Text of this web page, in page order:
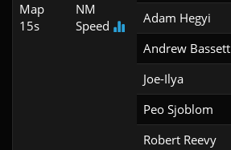
Map
15s
NM
Speed
Adam Hegyi
Andrew Bassett
Joe-Ilya
Peo Sjoblom
Robert Reevy